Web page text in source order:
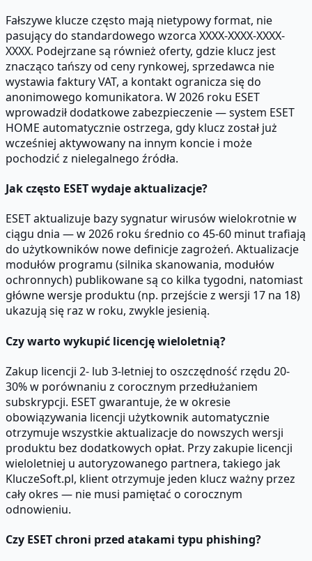
Fałszywe klucze często mają nietypowy format, nie
pasujący do standardowego wzorca XXXX-XXXX-XXXX-
XXXX. Podejrzane są również oferty, gdzie klucz jest
znacząco tańszy od ceny rynkowej, sprzedawca nie
wystawia faktury VAT, a kontakt ogranicza się do
anonimowego komunikatora. W 2026 roku ESET
wprowadził dodatkowe zabezpieczenie — system ESET
HOME automatycznie ostrzega, gdy klucz został już
wcześniej aktywowany na innym koncie i może
pochodzić z nielegalnego źródła.
Jak często ESET wydaje aktualizacje?
ESET aktualizuje bazy sygnatur wirusów wielokrotnie w
ciągu dnia — w 2026 roku średnio co 45-60 minut trafiają
do użytkowników nowe definicje zagrożeń. Aktualizacje
modułów programu (silnika skanowania, modułów
ochronnych) publikowane są co kilka tygodni, natomiast
główne wersje produktu (np. przejście z wersji 17 na 18)
ukazują się raz w roku, zwykle jesienią.
Czy warto wykupić licencję wieloletnią?
Zakup licencji 2- lub 3-letniej to oszczędność rzędu 20-
30% w porównaniu z corocznym przedłużaniem
subskrypcji. ESET gwarantuje, że w okresie
obowiązywania licencji użytkownik automatycznie
otrzymuje wszystkie aktualizacje do nowszych wersji
produktu bez dodatkowych opłat. Przy zakupie licencji
wieloletniej u autoryzowanego partnera, takiego jak
KluczeSoft.pl, klient otrzymuje jeden klucz ważny przez
cały okres — nie musi pamiętać o corocznym
odnowieniu.
Czy ESET chroni przed atakami typu phishing?